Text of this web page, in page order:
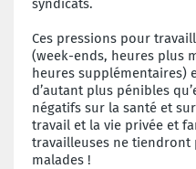
Ces pressions pour
(week-ends, heures plus
heures supplémentaires)
d’autant plus pénibles
négatifs sur la santé et
travail et la vie privée et
travailleuses ne
malades !